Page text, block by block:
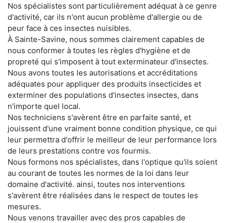
Nos spécialistes sont particulièrement adéquat à ce genre
d'activité, car ils n'ont aucun problème d'allergie ou de
peur face à ces insectes nuisibles.
À Sainte-Savine, nous sommes clairement capables de
nous conformer à toutes les règles d'hygiène et de
propreté qui s'imposent à tout exterminateur d'insectes.
Nous avons toutes les autorisations et accréditations
adéquates pour appliquer des produits insecticides et
exterminer des populations d'insectes insectes, dans
n'importe quel local.
Nos techniciens s'avèrent être en parfaite santé, et
jouissent d'une vraiment bonne condition physique, ce qui
leur permettra d'offrir le meilleur de leur performance lors
de leurs prestations contre vos fourmis.
Nous formons nos spécialistes, dans l'optique qu'ils soient
au courant de toutes les normes de la loi dans leur
domaine d'activité. ainsi, toutes nos interventions
s'avèrent être réalisées dans le respect de toutes les
mesures.
Nous venons travailler avec des pros capables de